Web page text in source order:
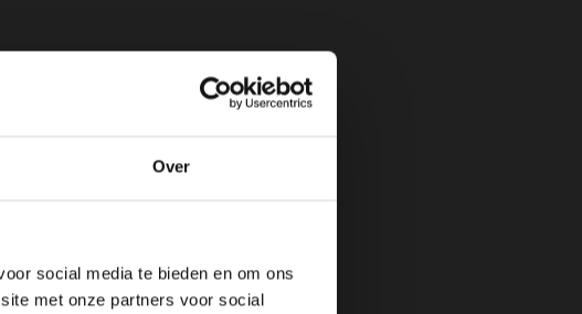
Over
social media te bieden en om ons
met onze partners voor social
(18+)